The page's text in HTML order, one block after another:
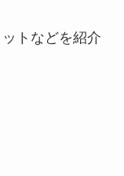
トなどを紹介